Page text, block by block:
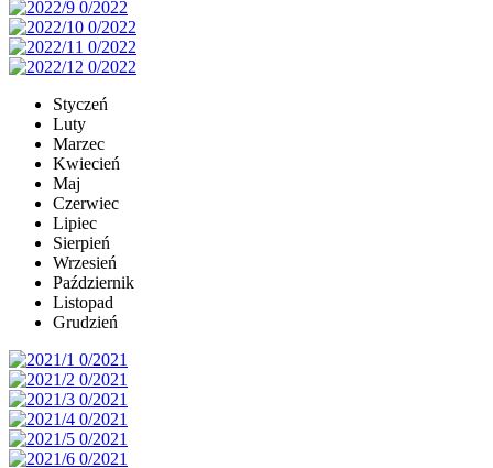
Styczeń
Luty
Marzec
Kwiecień
Maj
Czerwiec
Lipiec
Sierpień
Wrzesień
Październik
Listopad
Grudzień